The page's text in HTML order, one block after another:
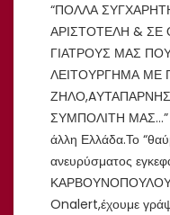
“ΠΟΛΛΑ
ΑΡΙΣΤΟΤΕΛΗ &
ΓΙΑΤΡΟΥΣ ΜΑΣ
ΛΕΙΤΟΥΡΓΗΜΑ ΜΕ
ΣΥΜΠΟΛΙΤΗ ΜΑΣ…”
άλλη Ελλάδα.Το
ανευρύσματος
ΚΑΡΒΟΥΝΟΠΟΥΛΟΥ
Onalert,έχουμε